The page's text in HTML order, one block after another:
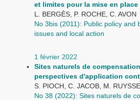
et limites pour la mise en place
L. BERGÈS, P. ROCHE, C. AVON
No 3bis (2011): Public policy and
issues and local action
1 février 2022
Sites naturels de
perspectives d'application
S. PIOCH, C. JACOB, M.
No 38 (2022): Sites naturels de